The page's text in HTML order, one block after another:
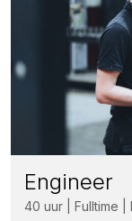
Engineer
40 uur | Fulltime |